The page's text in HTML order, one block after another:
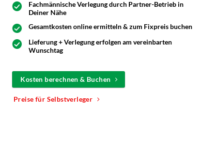
Fachmännische Verlegung durch Partner-Betrieb in
Deiner Nähe
Gesamtkosten online ermitteln & zum Fixpreis buchen
Lieferung + Verlegung erfolgen am vereinbarten
Wunschtag
Kosten berechnen & Buchen
Preise für Selbstverleger